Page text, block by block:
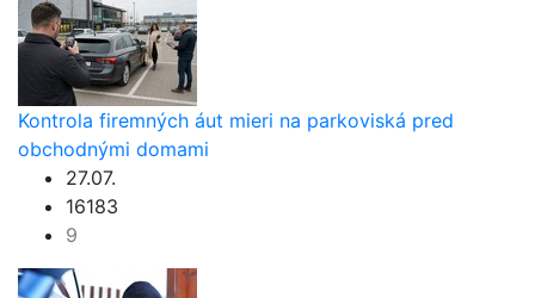
Kontrola firemných áut mieri na parkoviská pred
obchodnými domami
27.07.
16183
9